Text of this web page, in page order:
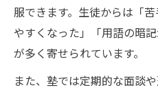
服できます。生徒からは「
やすくなった」「用語の暗
が多く寄せられています。
また、塾では定期的な面談